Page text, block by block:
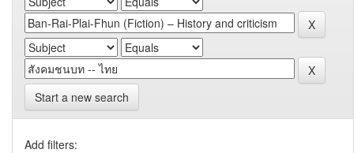
Start a new search
Add filters: